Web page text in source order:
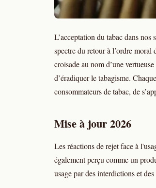
L’acceptation du tabac dans
spectre du retour à l’ordre moral
croisade au nom d’une
d’éradiquer le tabagisme.
consommateurs de tabac, de
Mise à jour 2026
Les réactions de rejet face à
également perçu comme un
usage par des interdictions et